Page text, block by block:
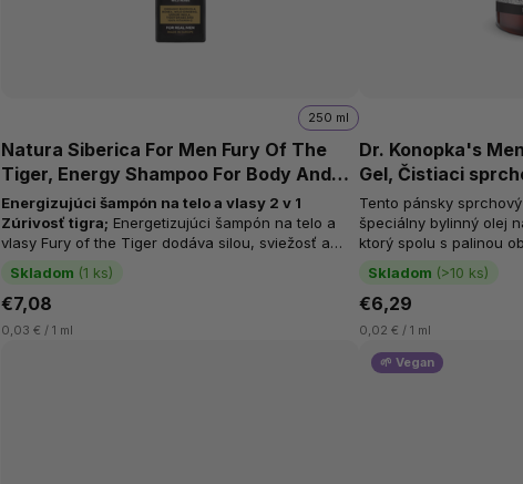
Natura Siberica For Men Fury Of The
Tiger, Energy Shampoo For Body And
Hair 2-in-1, 250 ml
Skladom (1 ks)
250 ml
€7,08
0,03 € / 1 ml
Energizujúci šampón na telo a vlasy 2 v 1
Zúrivosť tigra;
vlasy Fury of the Tiger dodáva silou, sviežosť a
energiu po náročnom dni. Pomáha hydratovať,
vyživovať a posilňovať...
Dr. Konopka's
Gel, Čistiaci
280 ml
Skladom (>10 ks)
€6,29
0,02 € / 1 ml
Tento pánsky
špeciálny bylinný olej
ktorý spolu s palinou
drevené uhlie
🌱 Vegan